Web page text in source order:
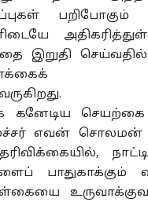
இறுதி
கனேடிய
எவன் சொலமன்
பாதுகாக்கும்